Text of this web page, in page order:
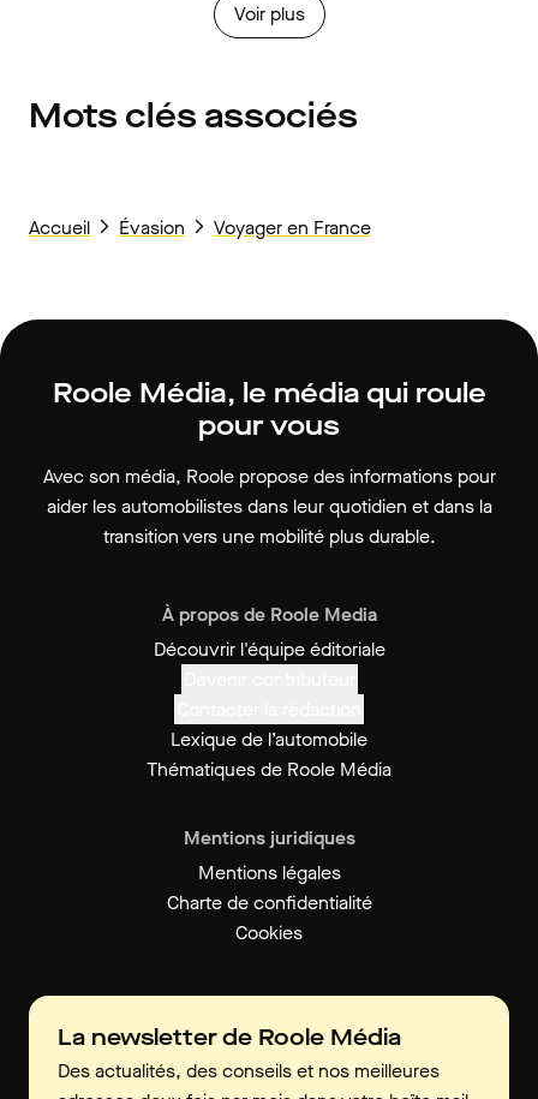
Voir plus
Mots clés associés
Accueil Évasion Voyager en France
Roole Média, le média qui roule
pour vous
Avec son média, Roole propose des informations pour
aider les automobilistes dans leur quotidien et dans la
transition vers une mobilité plus durable.
À propos de Roole Media
Découvrir l'équipe éditoriale
Lexique de l’automobile
Thématiques de Roole Média
Mentions juridiques
Mentions légales
Charte de confidentialité
Cookies
La newsletter de Roole Média
Des actualités, des conseils et nos meilleures